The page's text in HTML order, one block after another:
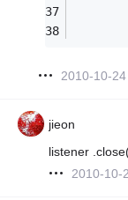
2010-10-24
jieon
listener
2010-10-